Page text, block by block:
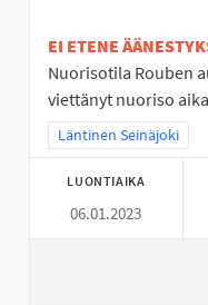
EI ETENE
Nuorisotila Rouben
viettänyt nuoriso
Rajaa tulokset
Läntinen Seinäjoki
LUONTIAIKA
06.01.2023